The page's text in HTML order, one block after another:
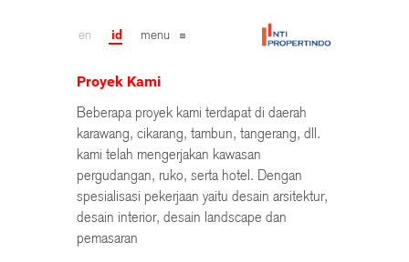
en id menu
Proyek Kami
Beberapa proyek kami terdapat di daerah
karawang, cikarang, tambun, tangerang, dll.
kami telah mengerjakan kawasan
pergudangan, ruko, serta hotel. Dengan
spesialisasi pekerjaan yaitu desain arsitektur,
desain interior, desain landscape dan
pemasaran